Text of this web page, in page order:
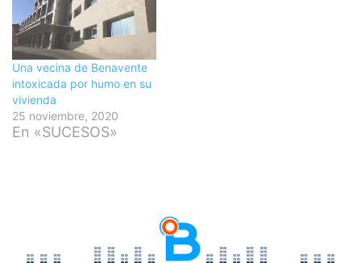
Una vecina de Benavente
intoxicada por humo en su
vivienda
25 noviembre, 2020
En «SUCESOS»